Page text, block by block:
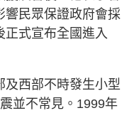
響民眾保證政府會採
式宣布全國進入
及西部不時發生小型
並不常見。1999年